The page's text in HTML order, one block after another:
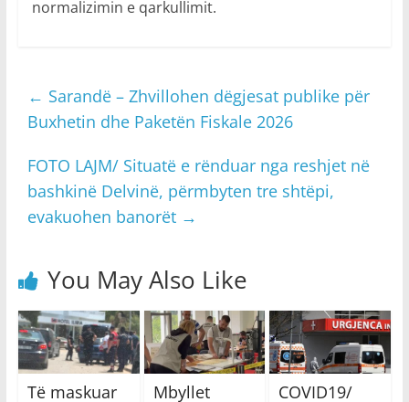
normalizimin e qarkullimit.
← Sarandë – Zhvillohen dëgjesat publike për
Buxhetin dhe Paketën Fiskale 2026
FOTO LAJM/ Situatë e rënduar nga reshjet në
bashkinë Delvinë, përmbyten tre shtëpi,
evakuohen banorët →
You May Also Like
Të maskuar
Mbyllet
COVID19/